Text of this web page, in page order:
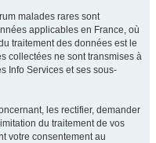
malades rares sont
applicables en France, où
traitement des données est le
collectées ne sont transmises à
Info Services et ses sous-
les rectifier, demander
du traitement de vos
votre consentement au